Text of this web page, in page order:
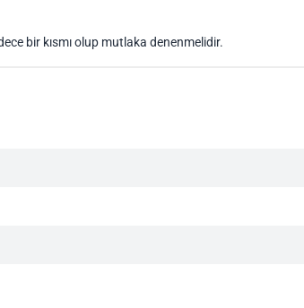
bir kısmı olup mutlaka denenmelidir.